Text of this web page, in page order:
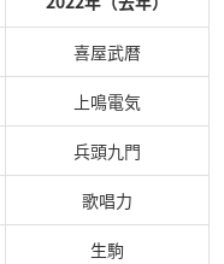
喜屋武暦
上鳴電気
兵頭九門
歌唱力
生駒